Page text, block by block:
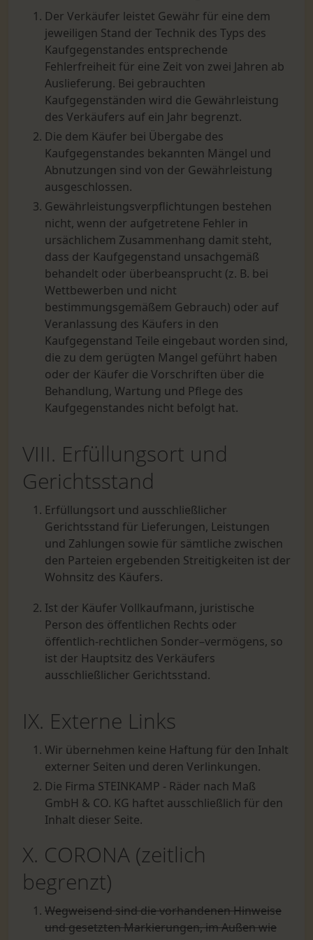
Der Verkäufer leistet Gewähr für eine dem
jeweiligen Stand der Technik des Typs des
Kaufgegenstandes entsprechende
Fehlerfreiheit für eine Zeit von zwei Jahren ab
Auslieferung. Bei gebrauchten
Kaufgegenständen wird die Gewährleistung
des Verkäufers auf ein Jahr begrenzt.
Die dem Käufer bei Übergabe des
Kaufgegenstandes bekannten Mängel und
Abnutzungen sind von der Gewährleistung
ausgeschlossen.
Gewährleistungsverpflichtungen bestehen
nicht, wenn der aufgetretene Fehler in
ursächlichem Zusammenhang damit steht,
dass der Kaufgegenstand unsachgemäß
behandelt oder überbeansprucht (z. B. bei
Wettbewerben und nicht
bestimmungsgemäßem Gebrauch) oder auf
Veranlassung des Käufers in den
Kaufgegenstand Teile eingebaut worden sind,
die zu dem gerügten Mangel geführt haben
oder der Käufer die Vorschriften über die
Behandlung, Wartung und Pflege des
Kaufgegenstandes nicht befolgt hat.
VIII. Erfüllungsort und
Gerichtsstand
Erfüllungsort und ausschließlicher
Gerichtsstand für Lieferungen, Leistungen
und Zahlungen sowie für sämtliche zwischen
den Parteien ergebenden Streitigkeiten ist der
Wohnsitz des Käufers.
Ist der Käufer Vollkaufmann, juristische
Person des öffentlichen Rechts oder
öffentlich-rechtlichen Sonder–vermögens, so
ist der Hauptsitz des Verkäufers
ausschließlicher Gerichtsstand.
IX. Externe Links
Wir übernehmen keine Haftung für den Inhalt
externer Seiten und deren Verlinkungen.
Die Firma STEINKAMP - Räder nach Maß
GmbH & CO. KG haftet ausschließlich für den
Inhalt dieser Seite.
X. CORONA (zeitlich
begrenzt)
Wegweisend sind die vorhandenen Hinweise
und gesetzten Markierungen, im Außen wie